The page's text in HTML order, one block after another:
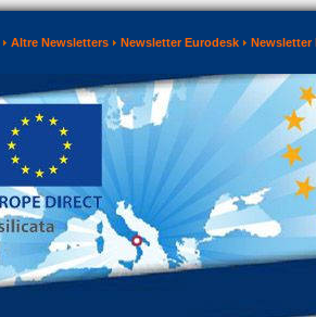
Altre Newsletters Newsletter Eurodesk Newsletter